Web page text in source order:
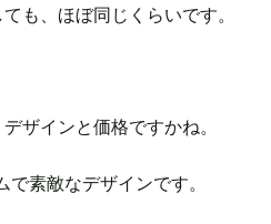
も、ほぼ同じくらいです。
ザインと価格ですかね。
素敵なデザインです。